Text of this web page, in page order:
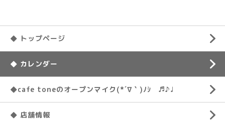
◆ トップページ
◆ カレンダー
◆cafe toneのオープンマイク(*´∇｀)ﾉｼ ♬♪♩
◆ 店舗情報